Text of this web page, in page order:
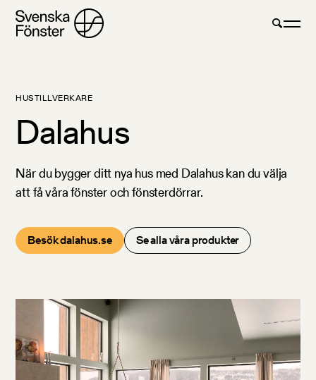
HUSTILLVERKARE
Dalahus
När du bygger ditt nya hus med Dalahus kan du välja
att få våra fönster och fönsterdörrar.
Besök dalahus.se Se alla våra produkter